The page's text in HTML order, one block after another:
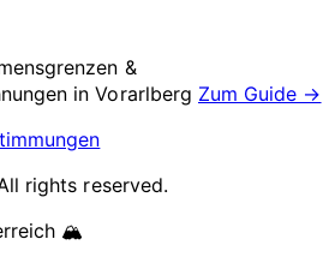
&
inVorarlberg Zum Guide →
rights reserved.
🏔️